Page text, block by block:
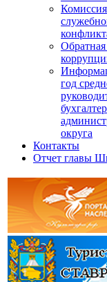
год
округа
Контакты
Отчет главы